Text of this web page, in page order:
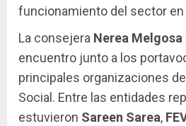
funcionamiento del sector
La consejera Nerea Melgosa
encuentro junto a los
principales organizaciones
Social. Entre las entidades
estuvieron Sareen Sarea,